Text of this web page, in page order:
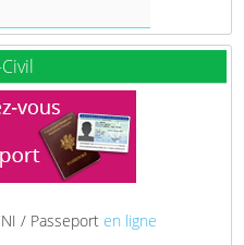
/ Passeport en ligne